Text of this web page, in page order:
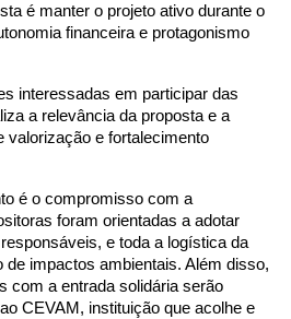
é manter o projeto ativo durante o
financeira e protagonismo
interessadas em participar das
a relevância da proposta e a
valorização e fortalecimento
é o compromisso com a
foram orientadas a adotar
e toda a logística da
de impactos ambientais. Além disso,
com a entrada solidária serão
CEVAM, instituição que acolhe e